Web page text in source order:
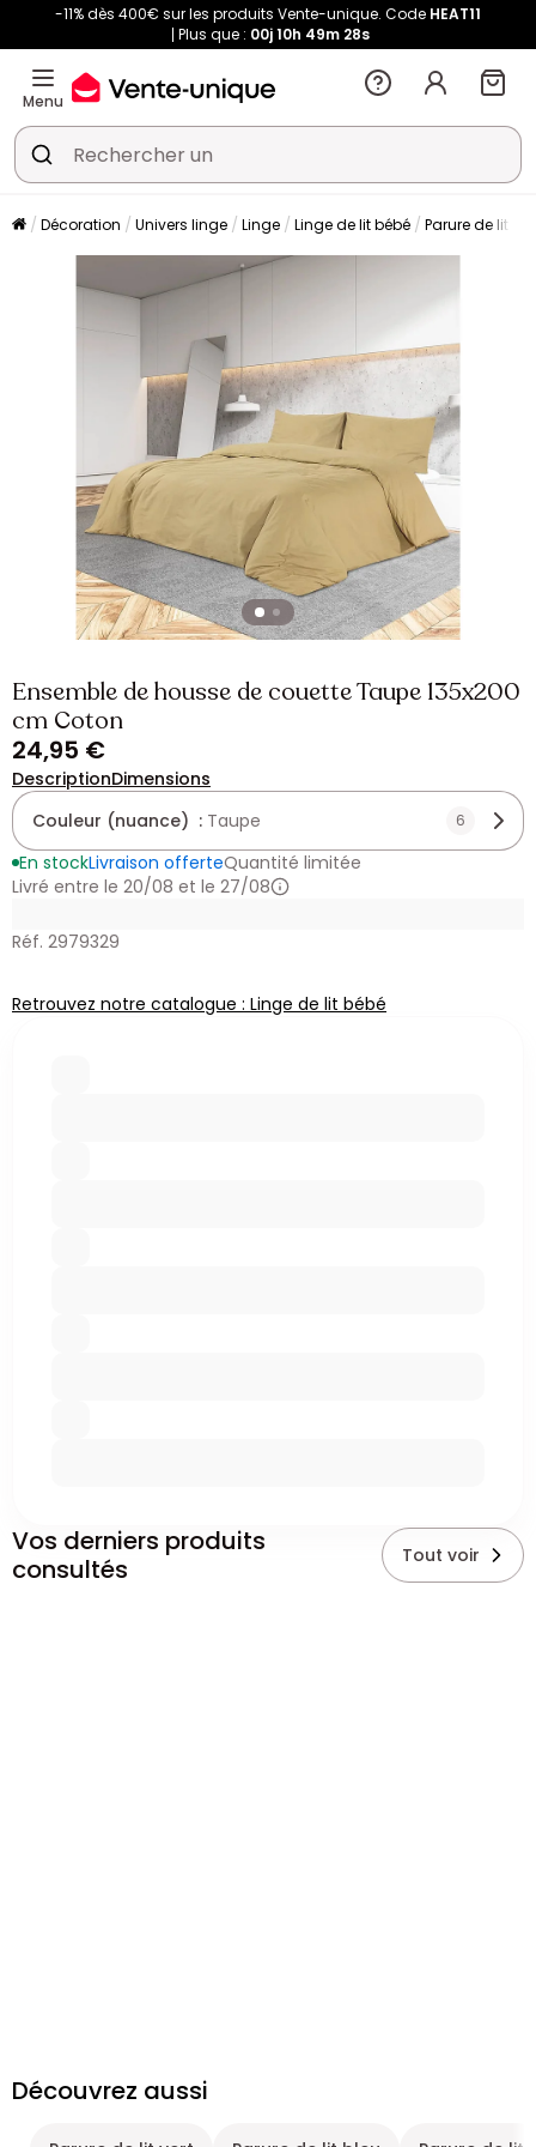
-11% dès 400€ sur les produits Vente-unique. Code HEAT11
Plus que : 00j 10h 49m 28s
Menu
Décoration Univers linge Linge Linge de lit bébé Parure de lit
Ensemble de housse de couette Taupe 135x200
cm Coton
24,95 €
DescriptionDimensions
Couleur (nuance) : Taupe 6
En stockLivraison offerteQuantité limitée
Livré entre le 20/08 et le 27/08
Réf. 2979329
Retrouvez notre catalogue : Linge de lit bébé
Vos derniers produits
consultés
Tout voir
Découvrez aussi